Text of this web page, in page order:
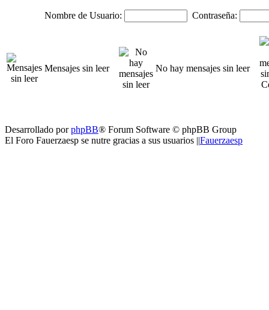
Nombre de Usuario: Contraseña:
Mensajes sin leer No hay mensajes sin leer
Desarrollado porphpBB® Forum Software © phpBB Group
El Foro Fauerzaesp se nutre gracias a sus usuarios ||Fauerzaesp